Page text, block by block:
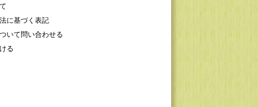
に基づく表記
いて問い合わせる
る